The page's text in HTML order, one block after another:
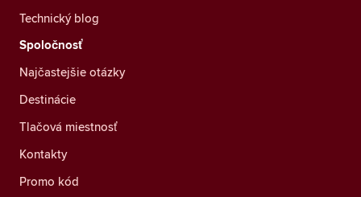
Technický blog
Spoločnosť
Najčastejšie otázky
Destinácie
Tlačová miestnosť
Kontakty
Promo kód